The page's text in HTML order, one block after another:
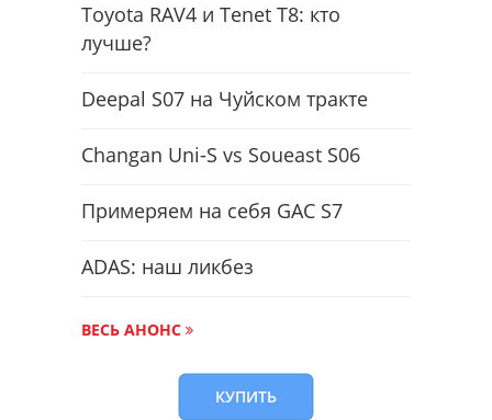
Toyota RAV4 и Tenet T8: кто
лучше?
Deepal S07 на Чуйском тракте
Changan Uni-S vs Soueast S06
Примеряем на себя GAC S7
ADAS: наш ликбез
ВЕСЬ АНОНС
КУПИТЬ